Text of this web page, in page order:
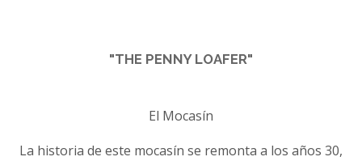
"THE PENNY LOAFER"
El Mocasín
La historia de este mocasín se remonta a los años 30,